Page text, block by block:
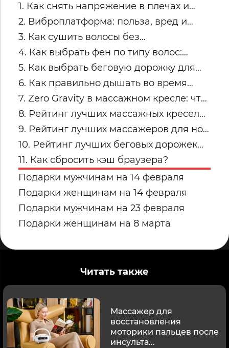
1. Как снять напряжение в плечах и
трапециях после рабочего дня
2. Виброплатформа: польза, вред и
советы по безопасным занятиям
3. Как сушить волосы без
пересушивания
4. Как выбрать фен по типу волос:
тонкие, кудрявые, пористые и
окрашенные
5. Как выбрать беговую дорожку для
квартиры
6. Как правильно дышать во время
силовых упражнений и кардио
7. Zero Gravity в массажном кресле: что
это и кому подходит
8. Рейтинг лучших массажных кресел
для дома: топ-модели Yamaguchi
9. Рейтинг лучших массажеров для ног
Yamaguchi: какую модель купить для
дома в 2026 году?
10. Рейтинг лучших беговых дорожек
для дома от Yamaguchi: какую модель
выбрать?
11. Как сбросить кэш браузера?
Подарки мужчинам на 14 февраля
Подарки женщинам на 14 февраля
Подарки мужчинам на 23 февраля
Подарки женщинам на 8 марта
Читать также
Массажер для
восстановления
моторики пальцев после
инсульта...